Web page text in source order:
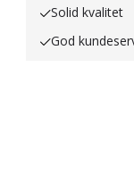
Solid kvalitet
God